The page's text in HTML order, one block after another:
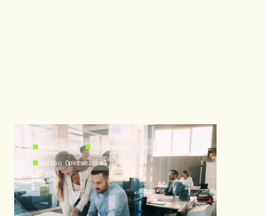
Consulting
Ferramentas Lean
Gestão Operacional